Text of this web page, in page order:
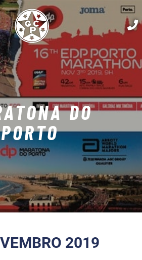
DO
PORTO
2019